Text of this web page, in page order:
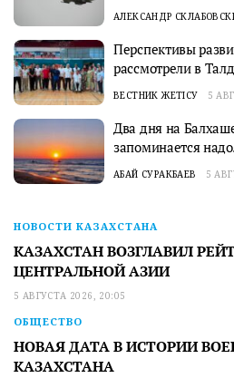
АЛЕКСАНДР
Перспективы
рассмотрели в
ВЕСТНИК ЖЕТІСУ 5
Два дня на
запоминается
АБАЙ СУРАКБАЕВ 5
НОВОСТИ КАЗАХСТАНА
КАЗАХСТАН ВОЗГЛАВИЛ
ЦЕНТРАЛЬНОЙ АЗИИ
5 АВГУСТА 2026, 20:05
ОБЩЕСТВО
НОВАЯ ДАТА В ИСТОРИИ
КАЗАХСТАНА